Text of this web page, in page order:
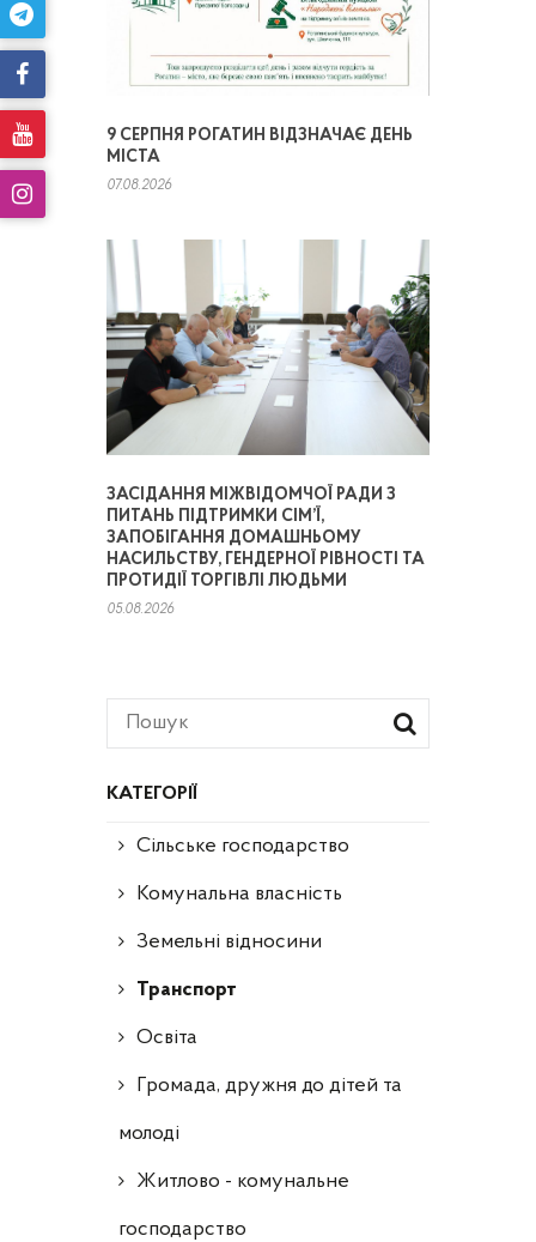
КАТЕГОРІЇ
Сільське господарство
Комунальна власність
Земельні відносини
Транспорт
Освіта
Громада, дружня до дітей та
молоді
Житлово - комунальне
господарство
9 СЕРПНЯ РОГАТИН ВІДЗНАЧАЄ ДЕНЬ
МІСТА
07.08.2026
ЗАСІДАННЯ МІЖВІДОМЧОЇ РАДИ З
ПИТАНЬ ПІДТРИМКИ СІМ’Ї,
ЗАПОБІГАННЯ ДОМАШНЬОМУ
НАСИЛЬСТВУ, ГЕНДЕРНОЇ РІВНОСТІ ТА
ПРОТИДІЇ ТОРГІВЛІ ЛЮДЬМИ
05.08.2026